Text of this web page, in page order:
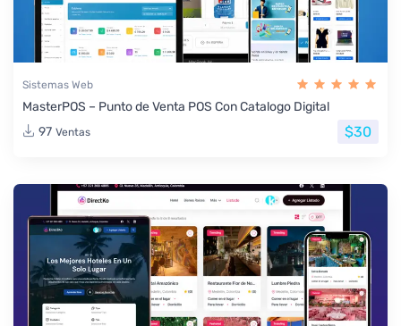
Sistemas Web
MasterPOS – Punto de Venta POS Con Catalogo Digital
97 Ventas $30